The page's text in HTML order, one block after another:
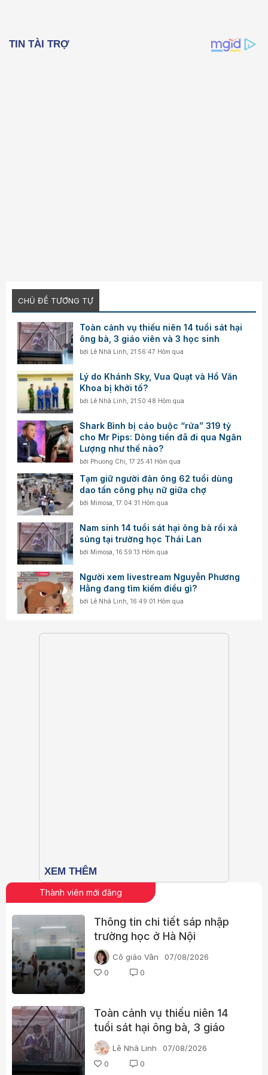
CHỦ ĐỀ TƯƠNG TỰ
Toàn cảnh vụ thiếu niên 14 tuổi sát hại
ông bà, 3 giáo viên và 3 học sinh
bởi Lê Nhã Linh ,21:56:47 Hôm qua
Lý do Khánh Sky, Vua Quạt và Hồ Văn
Khoa bị khởi tố?
bởi Lê Nhã Linh ,21:50:48 Hôm qua
Shark Bình bị cáo buộc “rửa” 319 tỷ
cho Mr Pips: Dòng tiền đã đi qua Ngân
Lượng như thế nào?
bởi Phuong Chi ,17:25:41 Hôm qua
Tạm giữ người đàn ông 62 tuổi dùng
dao tấn công phụ nữ giữa chợ
bởi Mimosa ,17:04:31 Hôm qua
Nam sinh 14 tuổi sát hại ông bà rồi xả
súng tại trường học Thái Lan
bởi Mimosa ,16:59:13 Hôm qua
Người xem livestream Nguyễn Phương
Hằng đang tìm kiếm điều gì?
bởi Lê Nhã Linh ,16:49:01 Hôm qua
Thành viên mới đăng
Thông tin chi tiết sáp nhập
trường học ở Hà Nội
Cô giáo Vân
07/08/2026
0
0
Toàn cảnh vụ thiếu niên 14
tuổi sát hại ông bà, 3 giáo
viên và 3 học sinh
Lê Nhã Linh
07/08/2026
0
0